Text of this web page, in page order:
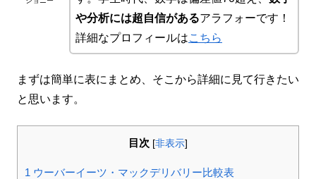
や分析には超自信があるアラフォーです！
詳細なプロフィールはこちら
まずは簡単に表にまとめ、そこから詳細に見て行きたい
と思います。
目次 [非表示]
1 ウーバーイーツ・マックデリバリー比較表